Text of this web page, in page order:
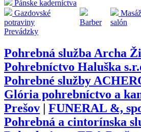
Pánske kaderníctva
Gazdovské
potraviny
Barber
salón
Prevádzky
Pohrebná služba Archa
Pohrebníctvo Haluška
Pohrebné služby
Glória pohrebníctvo a
Prešov
FUNERAL &,
Pohrebná a cintorínska